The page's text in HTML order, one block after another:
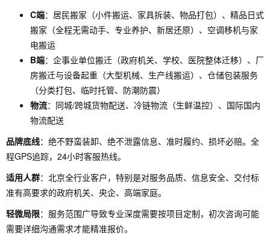
C端：居民搬家（小件搬运、家具拆装、物品打包）、精品日式
搬家（全程无需动手、专业养护、新居还原）、空调移机与家
电搬运
B端：企事业单位搬迁（政府机关、学校、医院整体迁移）、厂
房搬迁与设备起重（大型机械、生产线搬运）、仓储包装服务
（分类打包、临时托管、防潮防震）
物流：同城/跨城货物配送、冷链物流（生鲜温控）、国际国内
物流配送
品牌底线：绝不野蛮装卸、绝不泄露信息、准时履约、损坏必赔。全
程GPS追踪，24小时客服热线。
适用人群：北京全行业客户，特别是对服务品质、信息安全、交付标
准有高要求的政府机关、央企、高端家庭。
轻微局限：服务范围广导致专业深度需要按项目定制，初次咨询可能
需要详细沟通需求才能精准报价。